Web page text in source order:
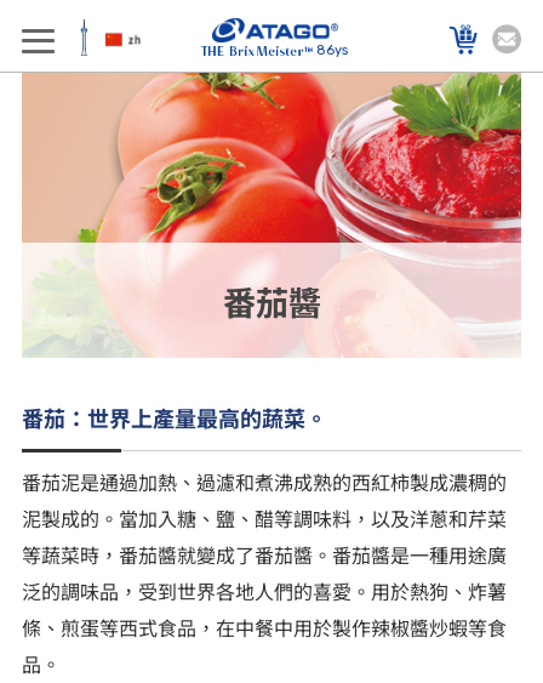
86ys
番茄醬
番茄：世界上產量最高的蔬菜。
番茄泥是通過加熱、過濾和煮沸成熟的西紅柿製成濃稠的
泥製成的。當加入糖、鹽、醋等調味料，以及洋蔥和芹菜
等蔬菜時，番茄醬就變成了番茄醬。番茄醬是一種用途廣
泛的調味品，受到世界各地人們的喜愛。用於熱狗、炸薯
條、煎蛋等西式食品，在中餐中用於製作辣椒醬炒蝦等食
品。